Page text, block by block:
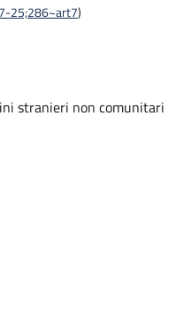
25;286~art7)
stranieri non comunitari